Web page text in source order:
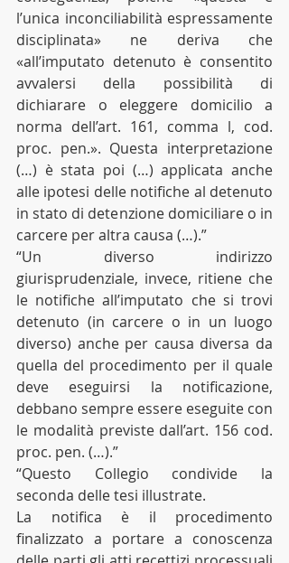
l’unica inconciliabilità espressamente
disciplinata» ne deriva che
«all’imputato detenuto è consentito
avvalersi della possibilità di
dichiarare o eleggere domicilio a
norma dell’art. 161, comma l, cod.
proc. pen.». Questa interpretazione
(…) è stata poi (…) applicata anche
alle ipotesi delle notifiche al detenuto
in stato di detenzione domiciliare o in
carcere per altra causa (…).”
“Un diverso indirizzo
giurisprudenziale, invece, ritiene che
le notifiche all’imputato che si trovi
detenuto (in carcere o in un luogo
diverso) anche per causa diversa da
quella del procedimento per il quale
deve eseguirsi la notificazione,
debbano sempre essere eseguite con
le modalità previste dall’art. 156 cod.
proc. pen. (…).”
“Questo Collegio condivide la
seconda delle tesi illustrate.
La notifica è il procedimento
finalizzato a portare a conoscenza